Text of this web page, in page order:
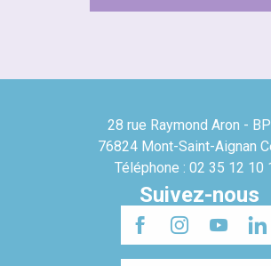
28 rue Raymond Aron -
76824 Mont-Saint-Aignan
Téléphone : 02 35 12 10
Suivez-nous